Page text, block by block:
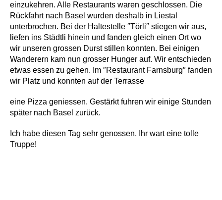
einzukehren. Alle Restaurants waren geschlossen. Die
Rückfahrt nach Basel wurden deshalb in Liestal
unterbrochen. Bei der Haltestelle ″Törli″ stiegen wir aus,
liefen ins Städtli hinein und fanden gleich einen Ort wo
wir unseren grossen Durst stillen konnten. Bei einigen
Wanderern kam nun grosser Hunger auf. Wir entschieden
etwas essen zu gehen. Im ″Restaurant Farnsburg″ fanden
wir Platz und konnten auf der Terrasse
eine Pizza geniessen. Gestärkt fuhren wir einige Stunden
später nach Basel zurück.
Ich habe diesen Tag sehr genossen. Ihr wart eine tolle
Truppe!